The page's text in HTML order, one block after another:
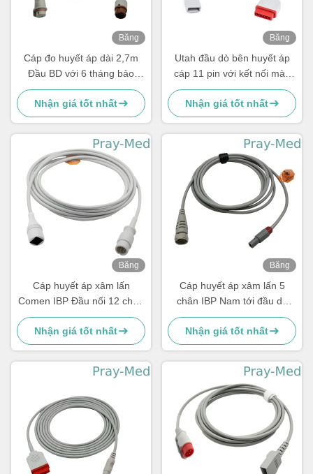
Băng
Cáp đo huyết áp dài 2,7m
Đầu BD với 6 tháng bảo
hành
Nhận giá tốt nhất
Băng
hình
Utah đầu dò bên huyết áp
cáp 11 pin với kết nối màu
đỏ
Nhận giá tốt nhất
Băng
hình
Cáp huyết áp xâm lấn
Comen IBP Đầu nối 12 chân
Áo khoác TPU màu xám 3m
Nhận giá tốt nhất
Băng
Cáp huyết áp xâm lấn 5
chân IBP Nam tới đầu dò
Argon
Nhận giá tốt nhất